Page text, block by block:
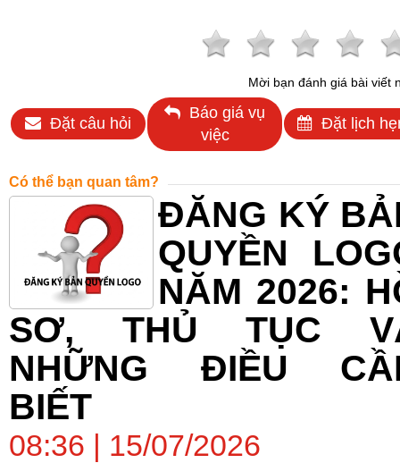
Mời bạn đánh giá bài viết
Đặt câu hỏi
Báo giá vụ
việc
Đặt lịch
Có thể bạn quan tâm?
ĐĂNG KÝ
QUYỀN
NĂM 2026:
SƠ, THỦ TỤC
NHỮNG ĐIỀU
BIẾT
08:36 | 15/07/2026